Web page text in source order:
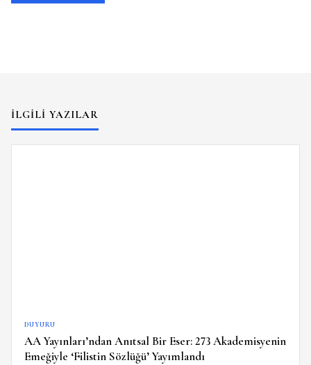
İLGILI YAZILAR
DUYURU
AA Yayınları’ndan Anıtsal Bir Eser: 273 Akademisyenin
Emeğiyle ‘Filistin Sözlüğü’ Yayımlandı